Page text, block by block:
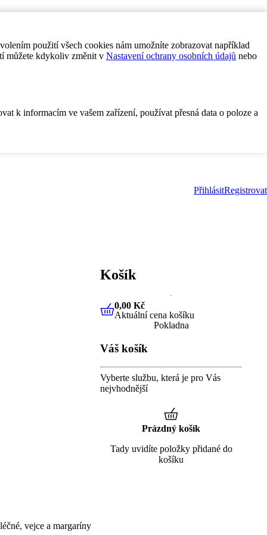
použití všech cookies nám umožníte zobrazovat například
můžete kdykoliv změnit v Nastavení ochrany osobních údajů nebo
k informacím ve vašem zařízení, používat přesná data o poloze a
PřihlásitRegistrovat
vejce a margaríny
Košík
0,00 KčAktuální cena košíku
0,00 Kč
Aktuální cena košíku
Pokladna
Váš košík
Vyberte službu, která je pro Vás
nejvhodnější
Prázdný košík
Tady uvidíte položky přidané do
košíku